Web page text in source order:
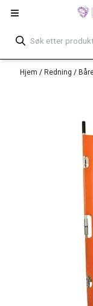
Hopp til innhold
Hjem / Redning /